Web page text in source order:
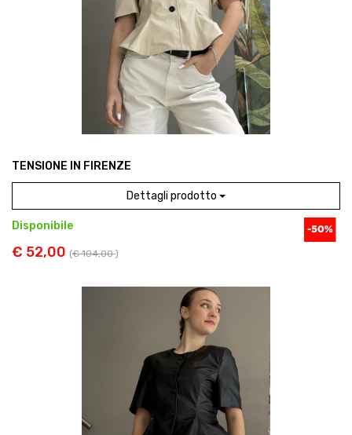
TENSIONE IN FIRENZE
Dettagli prodotto
Disponibile
€ 52,00 (€ 104,00)